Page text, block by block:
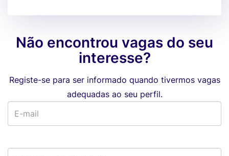
Não encontrou vagas do seu
interesse?
Registe-se para ser informado quando tivermos vagas
adequadas ao seu perfil.